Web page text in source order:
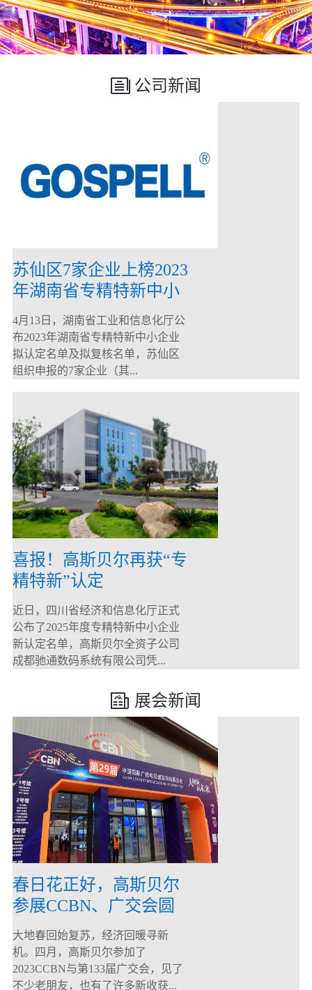
公司新闻
苏仙区7家企业上榜2023
年湖南省专精特新中小
企业
4月13日，湖南省工业和信息化厅公
布2023年湖南省专精特新中小企业
拟认定名单及拟复核名单，苏仙区
组织申报的7家企业（其...
喜报！高斯贝尔再获“专
精特新”认定
近日，四川省经济和信息化厅正式
公布了2025年度专精特新中小企业
新认定名单，高斯贝尔全资子公司
成都驰通数码系统有限公司凭...
展会新闻
春日花正好，高斯贝尔
参展CCBN、广交会圆
满落幕！
大地春回始复苏，经济回暖寻新
机。四月，高斯贝尔参加了
2023CCBN与第133届广交会，见了
不少老朋友，也有了许多新收获...